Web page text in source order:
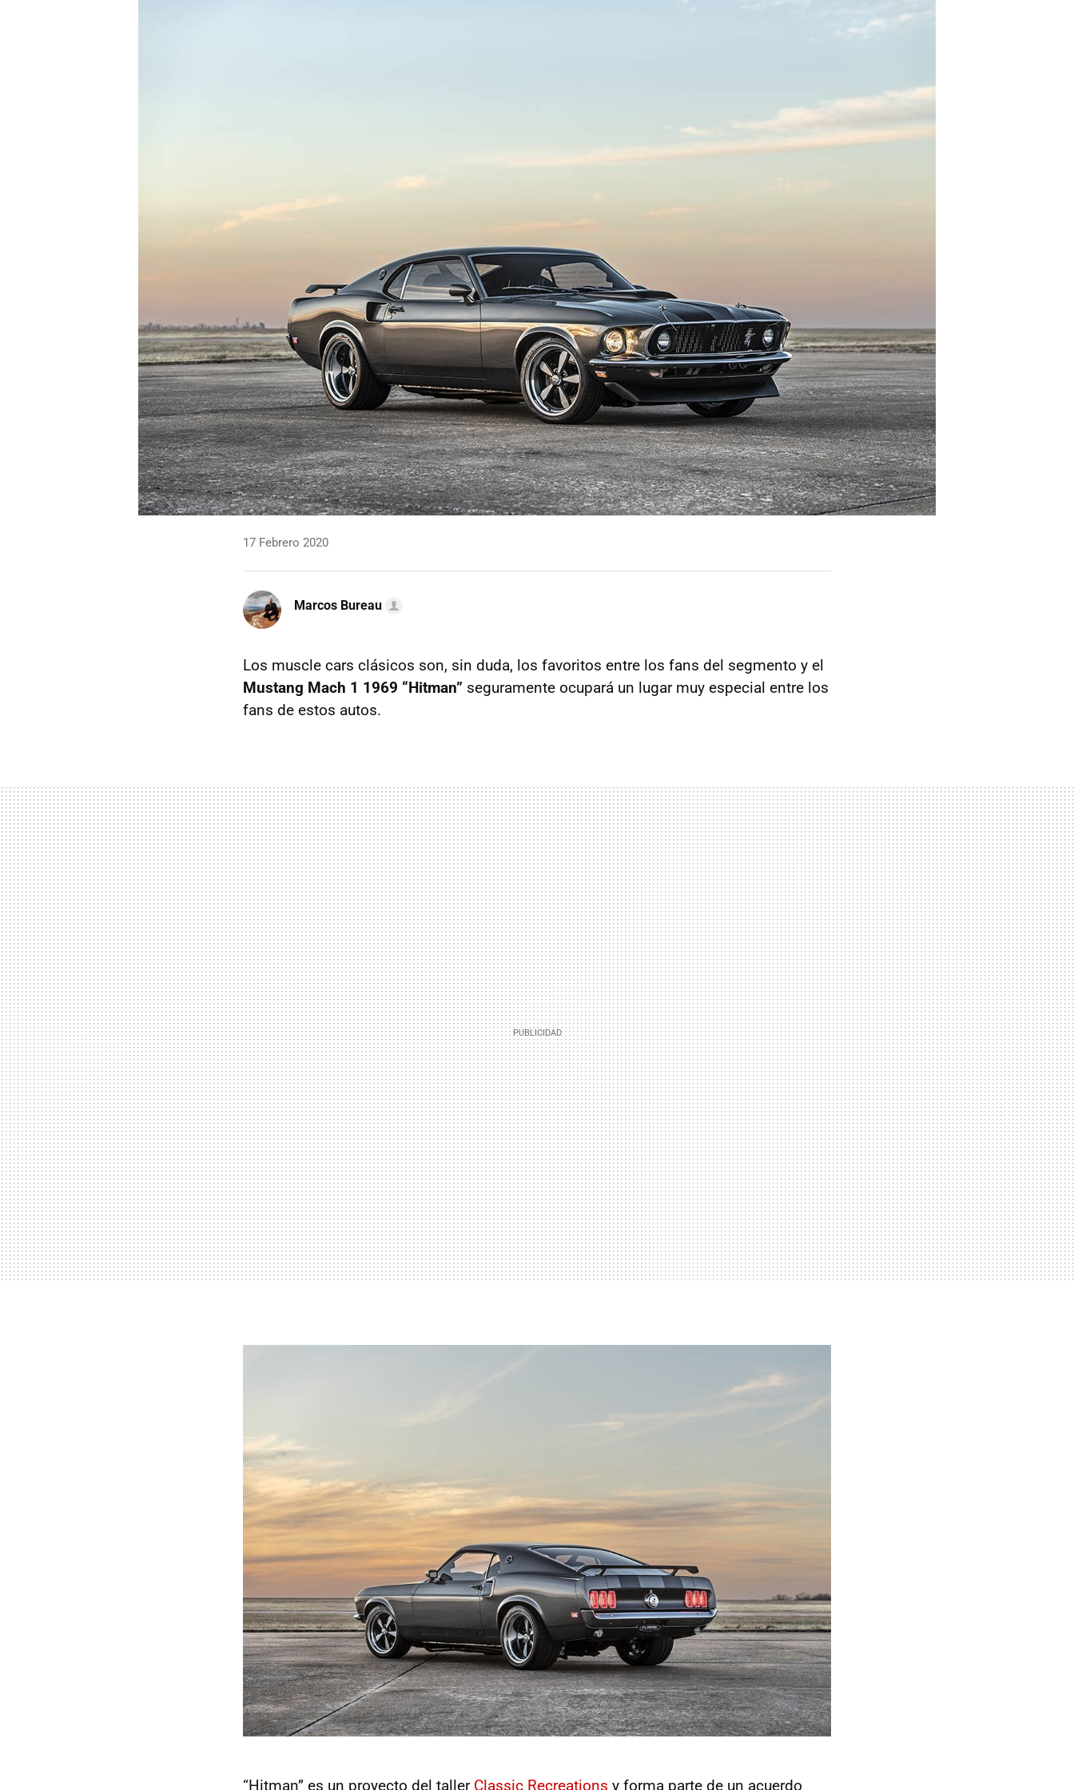
17 Febrero 2020
Marcos Bureau
Los muscle cars clásicos son, sin duda, los favoritos entre los fans del segmento y el
Mustang Mach 1 1969 “Hitman” seguramente ocupará un lugar muy especial entre los
fans de estos autos.
“Hitman” es un proyecto del taller Classic Recreations y forma parte de un acuerdo